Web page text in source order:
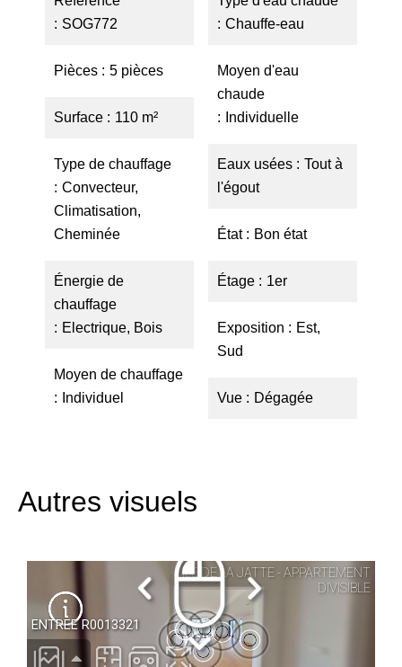
SOG772
Pièces 5 pièces
Surface 110 m²
Type de chauffage
Convecteur,
Climatisation,
Cheminée
Énergie de
chauffage
Electrique, Bois
Moyen de chauffage
Individuel
Chauffe-eau
Moyen d'eau
chaude
Individuelle
Eaux usées
Tout à
l'égout
État Bon état
Étage 1er
Exposition
Est,
Sud
Vue Dégagée
Autres visuels